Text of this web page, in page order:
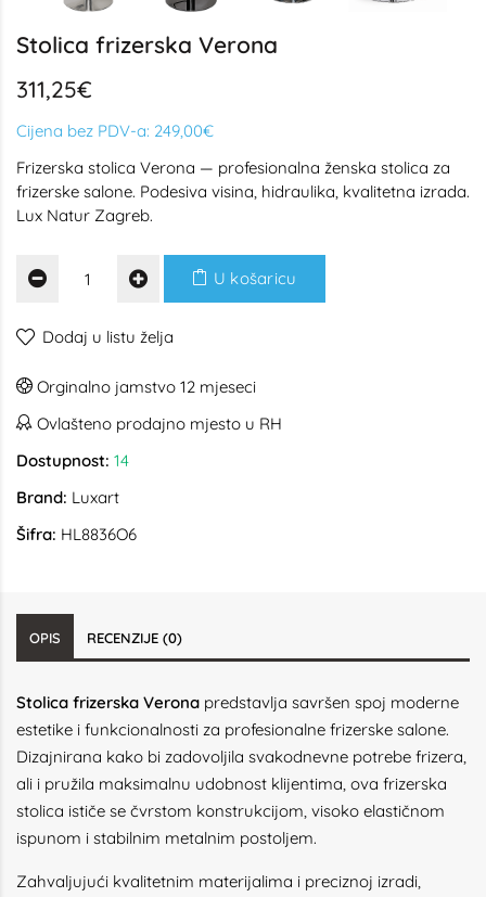
Stolica frizerska Verona
311,25€
Cijena bez PDV-a: 249,00€
Frizerska stolica Verona — profesionalna ženska stolica za
frizerske salone. Podesiva visina, hidraulika, kvalitetna izrada.
Lux Natur Zagreb.
U košaricu
Dodaj u listu želja
Orginalno jamstvo 12 mjeseci
Ovlašteno prodajno mjesto u RH
Dostupnost: 14
Brand: Luxart
Šifra: HL8836O6
OPIS RECENZIJE (0)
Stolica frizerska Verona predstavlja savršen spoj moderne
estetike i funkcionalnosti za profesionalne frizerske salone.
Dizajnirana kako bi zadovoljila svakodnevne potrebe frizera,
ali i pružila maksimalnu udobnost klijentima, ova frizerska
stolica ističe se čvrstom konstrukcijom, visoko elastičnom
ispunom i stabilnim metalnim postoljem.
Zahvaljujući kvalitetnim materijalima i preciznoj izradi,